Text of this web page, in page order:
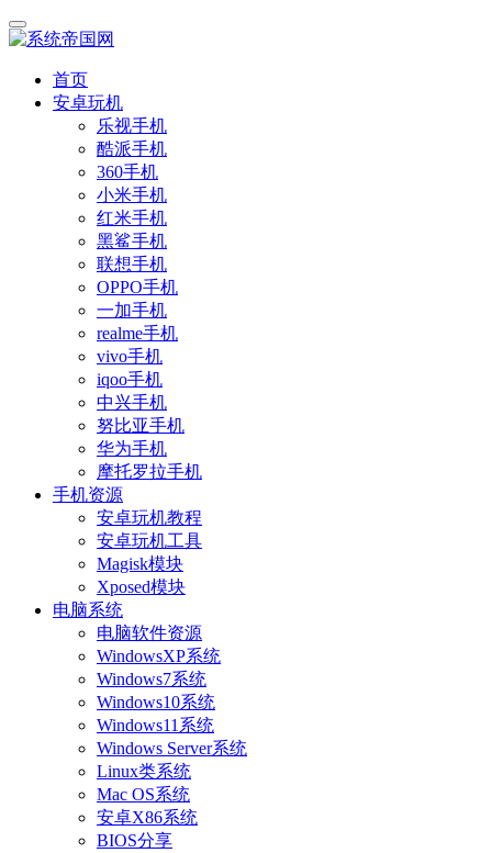
首页
安卓玩机
乐视手机
酷派手机
360手机
小米手机
红米手机
黑鲨手机
联想手机
OPPO手机
一加手机
realme手机
vivo手机
iqoo手机
中兴手机
努比亚手机
华为手机
摩托罗拉手机
手机资源
安卓玩机教程
安卓玩机工具
Magisk模块
Xposed模块
电脑系统
电脑软件资源
WindowsXP系统
Windows7系统
Windows10系统
Windows11系统
Windows Server系统
Linux类系统
Mac OS系统
安卓X86系统
BIOS分享